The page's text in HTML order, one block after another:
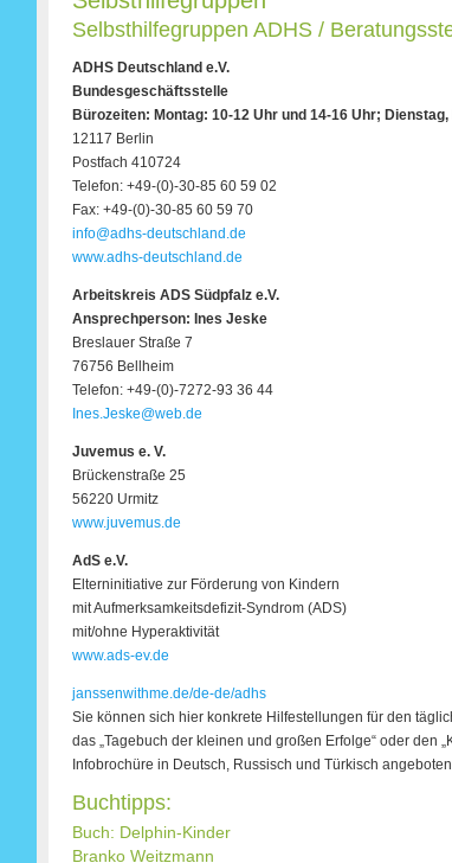
Selbsthilfegruppen ADHS /
ADHS Deutschland e.V.
Bundesgeschäftsstelle
Bürozeiten: Montag: 10-12 Uhr und 14-16 Uhr;
12117 Berlin
Postfach 410724
Telefon: +49-(0)-30-85 60 59 02
Fax: +49-(0)-30-85 60 59 70
info@adhs-deutschland.de
www.adhs-deutschland.de
Arbeitskreis ADS Südpfalz e.V.
Ansprechperson: Ines Jeske
Breslauer Straße 7
76756 Bellheim
Telefon: +49-(0)-7272-93 36 44
Ines.Jeske@web.de
Juvemus e. V.
Brückenstraße 25
56220 Urmitz
www.juvemus.de
AdS e.V.
Elterninitiative zur Förderung von Kindern
mit Aufmerksamkeitsdefizit-Syndrom (ADS)
mit/ohne Hyperaktivität
www.ads-ev.de
janssenwithme.de/de-de/adhs
Sie können sich hier konkrete Hilfestellungen für den
das „Tagebuch der kleinen und großen Erfolge“ oder den
Infobrochüre in Deutsch, Russisch und Türkisch
Buchtipps:
Buch: Delphin-Kinder
Branko Weitzmann